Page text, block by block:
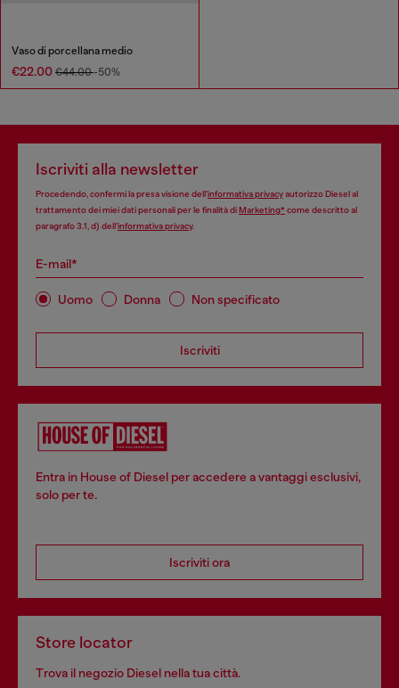
Vaso di porcellana medio
€22.00 €44.00-50%
Iscriviti alla newsletter
Procedendo, confermi la presa visione dell’informativa privacyautorizzo Diesel al
trattamento dei miei dati personali per le finalità diMarketing*come descritto al
paragrafo 3.1, d) dell’informativa privacy.
E-mail*
Uomo Donna Non specificato
Iscriviti
Entra in House of Diesel per accedere a vantaggi esclusivi,
solo per te.
Iscriviti ora
Store locator
Trova il negozio Diesel nella tua città.